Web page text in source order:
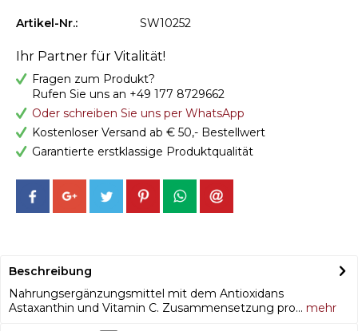
Artikel-Nr.: SW10252
Ihr Partner für Vitalität!
Fragen zum Produkt?
Rufen Sie uns an +49 177 8729662
Oder schreiben Sie uns per WhatsApp
Kostenloser Versand ab € 50,- Bestellwert
Garantierte erstklassige Produktqualität
Beschreibung
Nahrungsergänzungsmittel mit dem Antioxidans
Astaxanthin und Vitamin C. Zusammensetzung pro... mehr